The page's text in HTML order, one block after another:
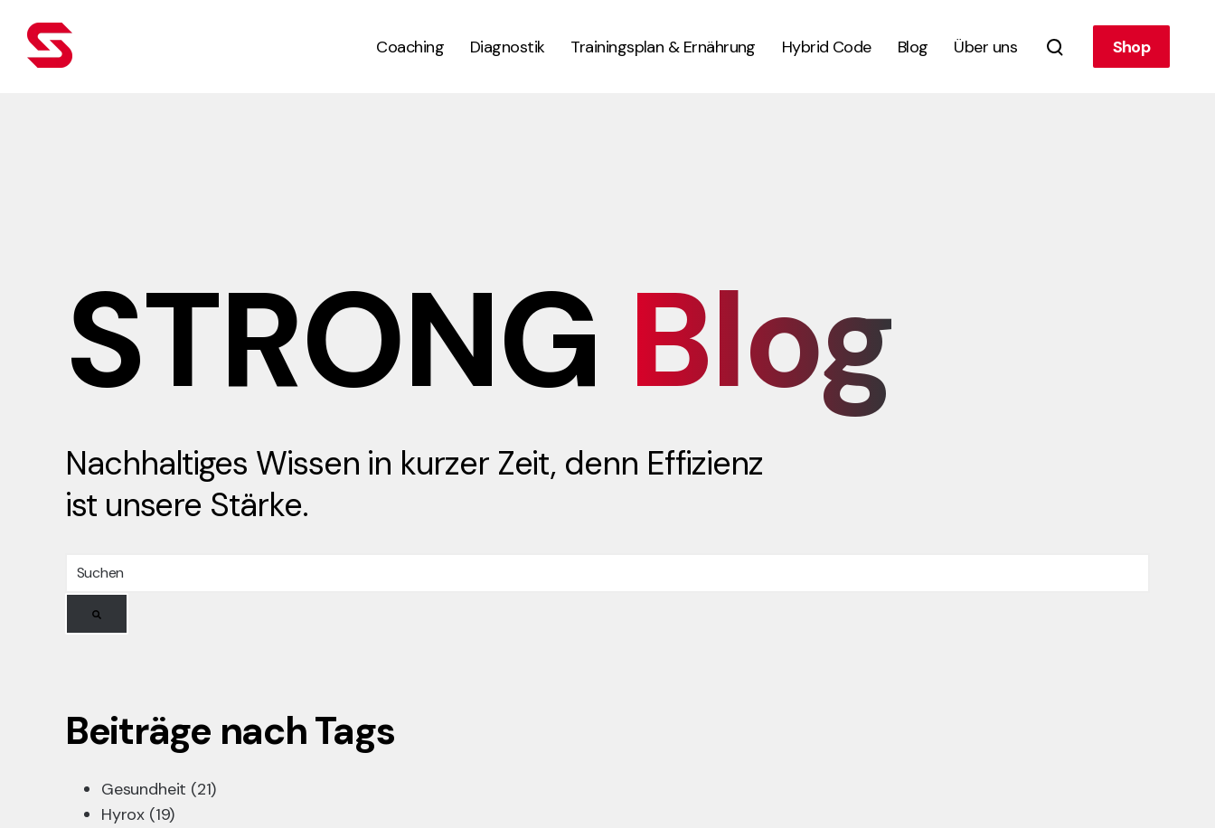
Coaching Diagnostik Trainingsplan & Ernährung Hybrid Code Blog Über uns Shop
STRONG Blog
Nachhaltiges Wissen in kurzer Zeit, denn Effizienz
ist unsere Stärke.
Beiträge nach Tags
Gesundheit (21)
Hyrox (19)